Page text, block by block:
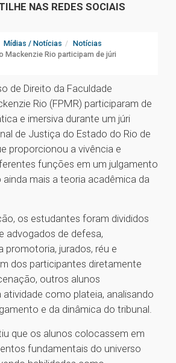
NAS REDES SOCIAIS
Mídias / Notícias
Notícias
Mackenzie Rio participam de júri
de Direito da Faculdade
Rio (FPMR) participaram de
e imersiva durante um júri
de Justiça do Estado do Rio de
proporcionou a vivência e
funções em um julgamento
ainda mais a teoria acadêmica da
os estudantes foram divididos
advogados de defesa,
promotoria, jurados, réu e
dos participantes diretamente
outros alunos
como plateia, analisando
e da dinâmica do tribunal.
que os alunos colocassem em
fundamentais do universo